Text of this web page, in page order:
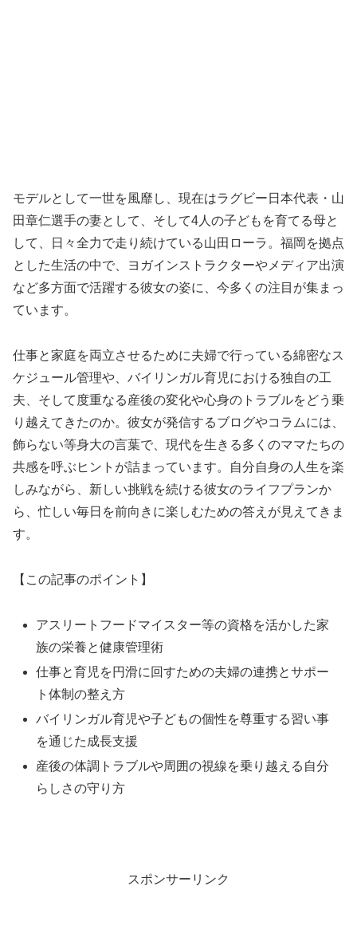
モデルとして一世を風靡し、現在はラグビー日本代表・山
田章仁選手の妻として、そして4人の子どもを育てる母と
して、日々全力で走り続けている山田ローラ。福岡を拠点
とした生活の中で、ヨガインストラクターやメディア出演
など多方面で活躍する彼女の姿に、今多くの注目が集まっ
ています。
仕事と家庭を両立させるために夫婦で行っている綿密なス
ケジュール管理や、バイリンガル育児における独自の工
夫、そして度重なる産後の変化や心身のトラブルをどう乗
り越えてきたのか。彼女が発信するブログやコラムには、
飾らない等身大の言葉で、現代を生きる多くのママたちの
共感を呼ぶヒントが詰まっています。自分自身の人生を楽
しみながら、新しい挑戦を続ける彼女のライフプランか
ら、忙しい毎日を前向きに楽しむための答えが見えてきま
す。
【この記事のポイント】
アスリートフードマイスター等の資格を活かした家
族の栄養と健康管理術
仕事と育児を円滑に回すための夫婦の連携とサポー
ト体制の整え方
バイリンガル育児や子どもの個性を尊重する習い事
を通じた成長支援
産後の体調トラブルや周囲の視線を乗り越える自分
らしさの守り方
スポンサーリンク